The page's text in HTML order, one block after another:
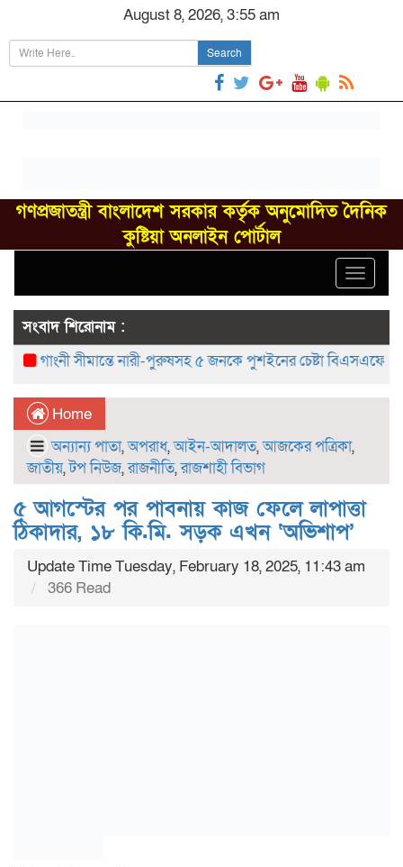
August 8, 2026, 3:55 am
Search
গণপ্রজাতন্ত্রী বাংলাদেশ সরকার কর্তৃক অনুমোদিত দৈনিক
কুষ্টিয়া অনলাইন পোর্টাল
Toggle
সংবাদ শিরোনাম :
গাংনী সীমান্তে নারী-পুরুষসহ ৫ জনকে পুশইনের চেষ্টা বিএসএফের,
Home
অন্যান্য পাতা,অপরাধ,আইন-আদালত,আজকের পত্রিকা,
জাতীয়,টপ নিউজ,রাজনীতি,রাজশাহী বিভাগ
৫ আগস্টের পর পাবনায় কাজ ফেলে লাপাত্তা
ঠিকাদার, ১৮ কি.মি. সড়ক এখন ‘অভিশাপ’
Update Time Tuesday, February 18, 2025, 11:43 am
366 Read